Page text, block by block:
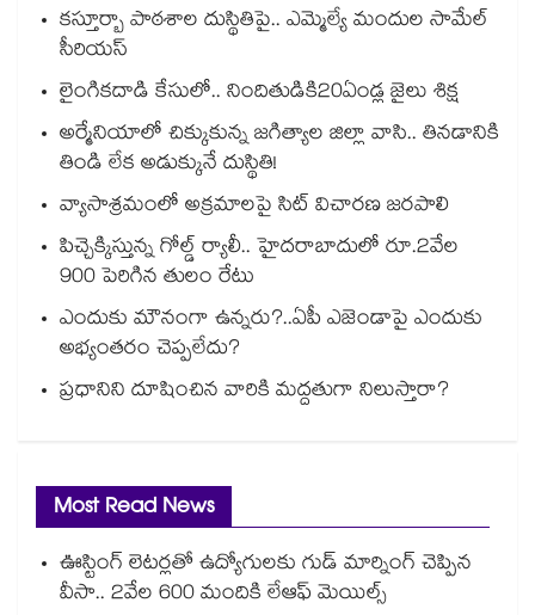
కస్తూర్బా పాఠశాల దుస్థితిపై.. ఎమ్మెల్యే మందుల సామేల్
సీరియస్
లైంగికదాడి కేసులో.. నిందితుడికి20ఏండ్ల జైలు శిక్ష
అర్మేనియాలో చిక్కుకున్న జగిత్యాల జిల్లా వాసి.. తినడానికి
తిండి లేక అడుక్కునే దుస్థితి!
వ్యాసాశ్రమంలో అక్రమాలపై సిట్‌‌‌‌‌‌‌‌‌‌‌‌‌‌‌‌‌‌‌‌‌‌‌‌‌‌‌‌‌‌‌‌ విచారణ జరపాలి
పిచ్చెక్కిస్తున్న గోల్డ్ ర్యాలీ.. హైదరాబాదులో రూ.2వేల
900 పెరిగిన తులం రేటు
ఎందుకు మౌనంగా ఉన్నరు?..ఏపీ ఎజెండాపై ఎందుకు
అభ్యంతరం చెప్పలేదు?
ప్రధానిని దూషించిన వారికి మద్దతుగా నిలుస్తారా?
Most Read News
ఊస్టింగ్ లెటర్లతో ఉద్యోగులకు గుడ్ మార్నింగ్ చెప్పిన
వీసా.. 2వేల 600 మందికి లేఆఫ్ మెయిల్స్